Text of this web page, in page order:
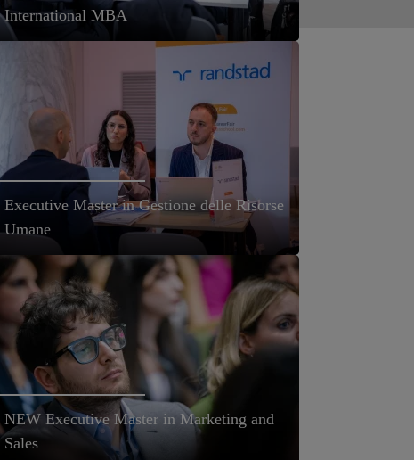
International MBA
Executive Master in Gestione delle Risorse
Umane
NEW Executive Master in Marketing and
Sales